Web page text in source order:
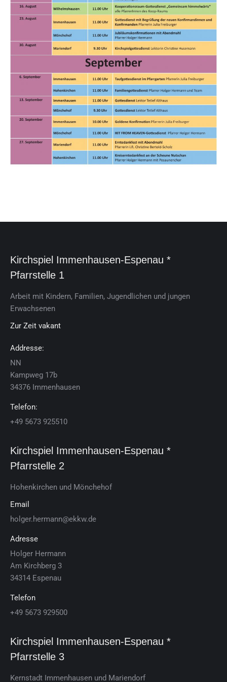
Kirchspiel Immenhausen-Espenau *
Pfarrstelle 1
Arbeit mit Kindern, Familien, Jugendlichen und jungen
Erwachsenen
Zur Zeit vakant
Addresse:
NN
Kamp­weg 17b
34376 Im­men­hau­sen
Telefon:
+49 5673 925510
Kirchspiel Im­men­hau­sen-Es­pe­nau *
Pfarrstelle 2
Ho­hen­kir­chen und Mön­che­hof
Email
holger.hermann@ekkw.de
Adresse
Hol­ger Her­mann
Am Kirch­berg 3
34314 Es­pe­nau
Telefon
+49 5673 929500
Kirchspiel Im­men­hau­sen-Es­pe­nau *
Pfarrstelle 3
Kern­stadt Im­men­hau­sen und Mariendorf